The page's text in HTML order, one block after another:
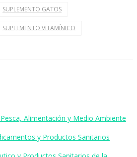
SUPLEMENTO GATOS
SUPLEMENTO VITAMÍNICO
Alimentación y Medio Ambiente
y Productos Sanitarios